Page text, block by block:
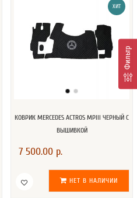
ХИТ
КОВРИК MERCEDES ACTROS MPIII ЧЕРНЫЙ С
ВЫШИВКОЙ
7 500.00 р.
НЕТ В НАЛИЧИИ
Фильтр